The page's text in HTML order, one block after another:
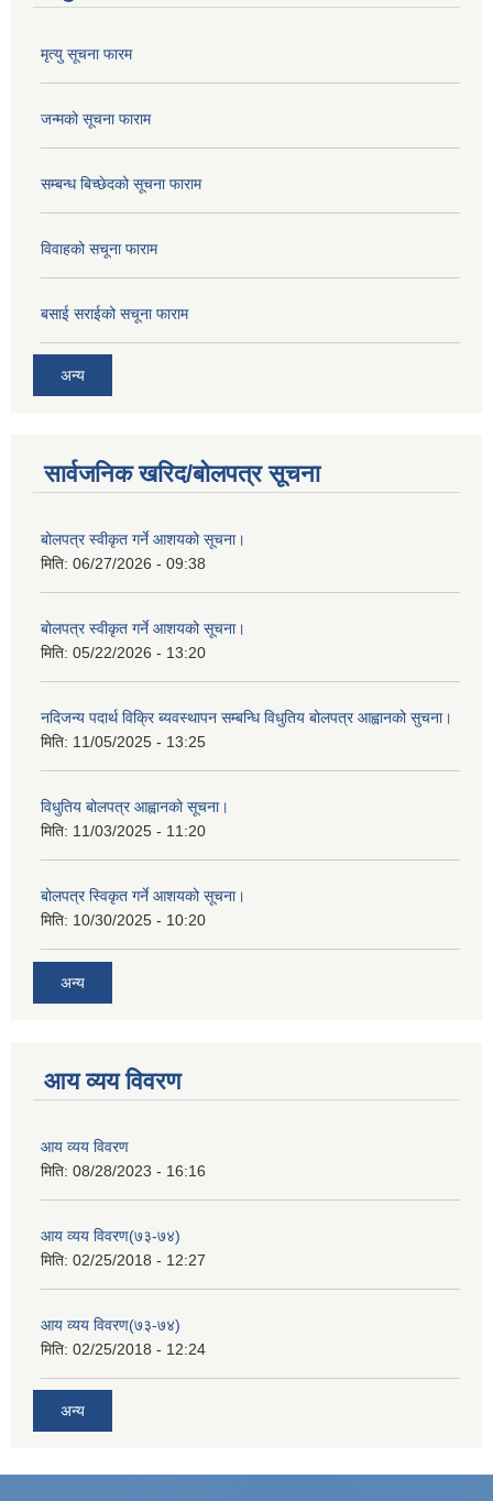
मृत्यु सूचना फारम
जन्मको सूचना फाराम
सम्बन्ध बिच्छेदको सूचना फाराम
विवाहको सचूना फाराम
बसाई सराईको सचूना फाराम
अन्य
सार्वजनिक खरिद/बोलपत्र सूचना
बोलपत्र स्वीकृत गर्ने आशयको सूचना।
मिति: 06/27/2026 - 09:38
बोलपत्र स्वीकृत गर्ने आशयको सूचना।
मिति: 05/22/2026 - 13:20
नदिजन्य पदार्थ विक्रि ब्यवस्थापन सम्बन्धि विधुतिय बोलपत्र आह्वानको सुचना।
मिति: 11/05/2025 - 13:25
विधुतिय बोलपत्र आह्वानको सूचना।
मिति: 11/03/2025 - 11:20
बोलपत्र स्विकृत गर्ने आशयको सूचना।
मिति: 10/30/2025 - 10:20
अन्य
आय व्यय विवरण
आय व्यय विवरण
मिति: 08/28/2023 - 16:16
आय व्यय विवरण(७३-७४)
मिति: 02/25/2018 - 12:27
आय व्यय विवरण(७३-७४)
मिति: 02/25/2018 - 12:24
अन्य